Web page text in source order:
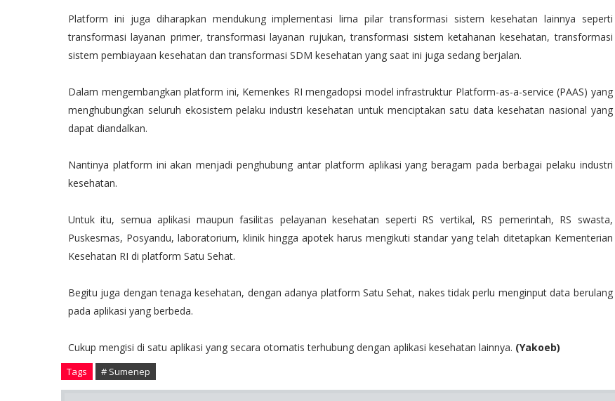
Platform ini juga diharapkan mendukung implementasi lima pilar transformasi sistem kesehatan lainnya seperti
transformasi layanan primer, transformasi layanan rujukan, transformasi sistem ketahanan kesehatan, transformasi
sistem pembiayaan kesehatan dan transformasi SDM kesehatan yang saat ini juga sedang berjalan.
Dalam mengembangkan platform ini, Kemenkes RI mengadopsi model infrastruktur Platform-as-a-service (PAAS) yang
menghubungkan seluruh ekosistem pelaku industri kesehatan untuk menciptakan satu data kesehatan nasional yang
dapat diandalkan.
Nantinya platform ini akan menjadi penghubung antar platform aplikasi yang beragam pada berbagai pelaku industri
kesehatan.
Untuk itu, semua aplikasi maupun fasilitas pelayanan kesehatan seperti RS vertikal, RS pemerintah, RS swasta,
Puskesmas, Posyandu, laboratorium, klinik hingga apotek harus mengikuti standar yang telah ditetapkan Kementerian
Kesehatan RI di platform Satu Sehat.
Begitu juga dengan tenaga kesehatan, dengan adanya platform Satu Sehat, nakes tidak perlu menginput data berulang
pada aplikasi yang berbeda.
Cukup mengisi di satu aplikasi yang secara otomatis terhubung dengan aplikasi kesehatan lainnya. (Yakoeb)
Tags # Sumenep